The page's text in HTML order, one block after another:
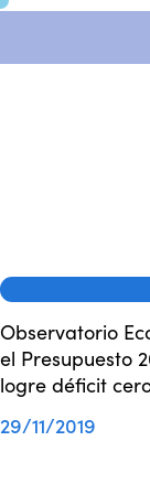
Observatorio
el Presupuesto
logre déficit
29/11/2019